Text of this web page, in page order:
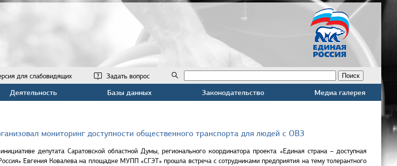
Задать вопрос
для слабовидящих
Деятельность Базы данных Законодательство Медиа галерея
мониторинг доступности общественного транспорта для людей с ОВЗ
депутата Саратовской областной Думы, регионального координатора проекта «Единая страна – доступная
Евгения Ковалева на площадке МУПП «СГЭТ» прошла встреча с сотрудниками предприятия на тему толерантного